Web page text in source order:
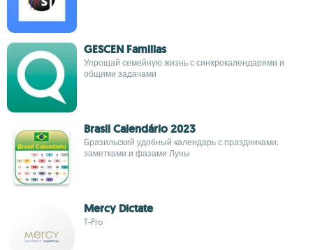
GESCEN Familias
Упрощай семейную жизнь с синхрокалендарями и
общими задачами
Brasil Calendário 2023
Бразильский удобный календарь с праздниками,
заметками и фазами Луны
Mercy Dictate
T-Pro